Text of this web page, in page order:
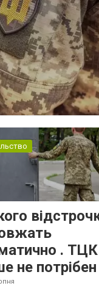
. ТЦК
не потрібен